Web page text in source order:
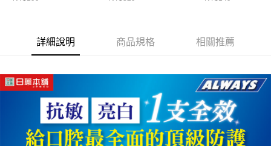
詳細說明 商品規格 相關推薦